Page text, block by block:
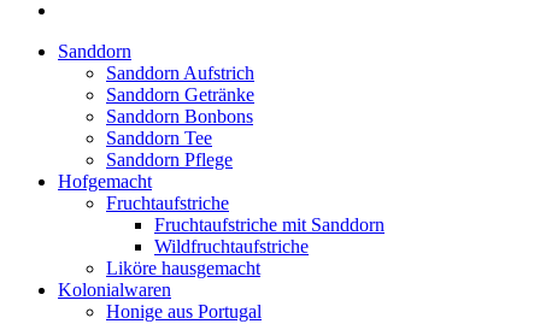
Sanddorn
Sanddorn Aufstrich
Sanddorn Getränke
Sanddorn Bonbons
Sanddorn Tee
Sanddorn Pflege
Hofgemacht
Fruchtaufstriche
Fruchtaufstriche mit Sanddorn
Wildfruchtaufstriche
Liköre hausgemacht
Kolonialwaren
Honige aus Portugal